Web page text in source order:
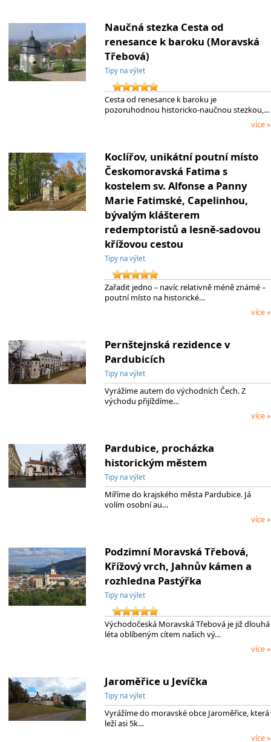
Naučná stezka Cesta od
renesance k baroku (Moravská
Třebová)
Tipy na výlet
Cesta od renesance k baroku je
pozoruhodnou historicko-naučnou stezkou,…
více »
Koclířov, unikátní poutní místo
Českomoravská Fatima s
kostelem sv. Alfonse a Panny
Marie Fatimské, Capelinhou,
bývalým klášterem
redemptoristů a lesně-sadovou
křížovou cestou
Tipy na výlet
Zařadit jedno – navíc relativně méně známé –
poutní místo na historické…
více »
Pernštejnská rezidence v
Pardubicích
Tipy na výlet
Vyrážíme autem do východních Čech. Z
východu přijíždíme…
více »
Pardubice, procházka
historickým městem
Tipy na výlet
Míříme do krajského města Pardubice. Já
volím osobní au…
více »
Podzimní Moravská Třebová,
Křížový vrch, Jahnův kámen a
rozhledna Pastýřka
Tipy na výlet
Východočeská Moravská Třebová je již dlouhá
léta oblíbeným cítem našich vý…
více »
Jaroměřice u Jevíčka
Tipy na výlet
Vyrážíme do moravské obce Jaroměřice, která
leží asi 5k…
více »